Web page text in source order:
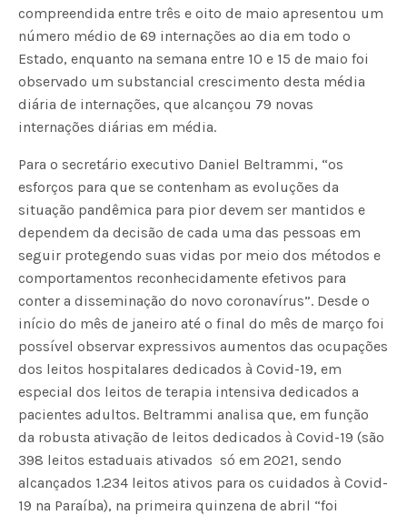
compreendida entre três e oito de maio apresentou um
número médio de 69 internações ao dia em todo o
Estado, enquanto na semana entre 10 e 15 de maio foi
observado um substancial crescimento desta média
diária de internações, que alcançou 79 novas
internações diárias em média.
Para o secretário executivo Daniel Beltrammi, “os
esforços para que se contenham as evoluções da
situação pandêmica para pior devem ser mantidos e
dependem da decisão de cada uma das pessoas em
seguir protegendo suas vidas por meio dos métodos e
comportamentos reconhecidamente efetivos para
conter a disseminação do novo coronavírus”. Desde o
início do mês de janeiro até o final do mês de março foi
possível observar expressivos aumentos das ocupações
dos leitos hospitalares dedicados à Covid-19, em
especial dos leitos de terapia intensiva dedicados a
pacientes adultos. Beltrammi analisa que, em função
da robusta ativação de leitos dedicados à Covid-19 (são
398 leitos estaduais ativados só em 2021, sendo
alcançados 1.234 leitos ativos para os cuidados à Covid-
19 na Paraíba), na primeira quinzena de abril “foi